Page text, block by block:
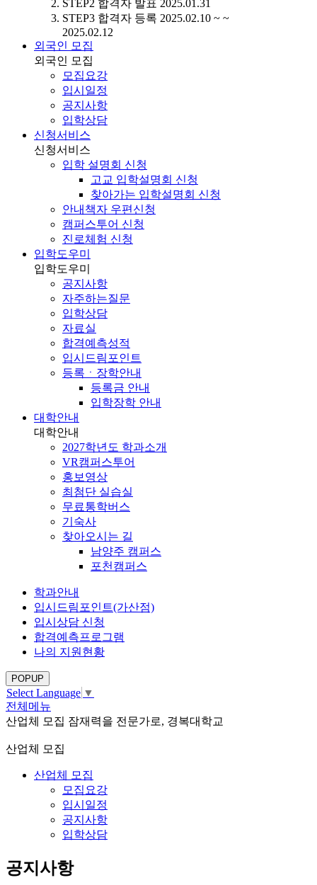
STEP2 합격자 발표 2025.01.31
STEP3 합격자 등록 2025.02.10 ~ ~
2025.02.12
외국인 모집
외국인 모집
모집요강
입시일정
공지사항
입학상담
신청서비스
신청서비스
입학 설명회 신청
고교 입학설명회 신청
찾아가는 입학설명회 신청
안내책자 우편신청
캠퍼스투어 신청
진로체험 신청
입학도우미
입학도우미
공지사항
자주하는질문
입학상담
자료실
합격예측성적
입시드림포인트
등록ㆍ장학안내
등록금 안내
입학장학 안내
대학안내
대학안내
2027학년도 학과소개
VR캠퍼스투어
홍보영상
최첨단 실습실
무료통학버스
기숙사
찾아오시는 길
남양주 캠퍼스
포천캠퍼스
학과안내
입시드림포인트(가산점)
입시상담 신청
합격예측프로그램
나의 지원현황
POPUP
Select Language ▼
전체메뉴
산업체 모집 잠재력을 전문가로, 경복대학교
산업체 모집
산업체 모집
모집요강
입시일정
공지사항
입학상담
공지사항